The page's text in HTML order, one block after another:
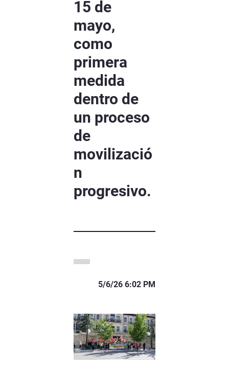
15 de
mayo,
como
primera
medida
dentro de
un proceso
de
movilizació
n
progresivo.
5/6/26 6:02 PM